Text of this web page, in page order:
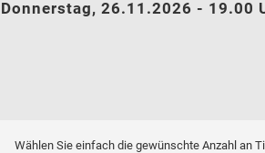
Donnerstag, 26.11.2026 - 19.00
Wählen Sie einfach die gewünschte Anzahl an